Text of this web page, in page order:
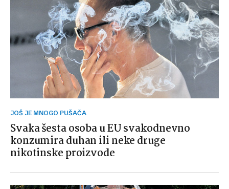
JOŠ JE MNOGO PUŠAČA
Svaka šesta osoba u EU svakodnevno
konzumira duhan ili neke druge
nikotinske proizvode